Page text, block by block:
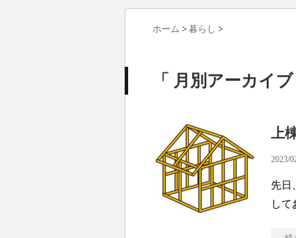
ホーム > 暮らし >
「 月別アーカイ
上
2023/
先日
し